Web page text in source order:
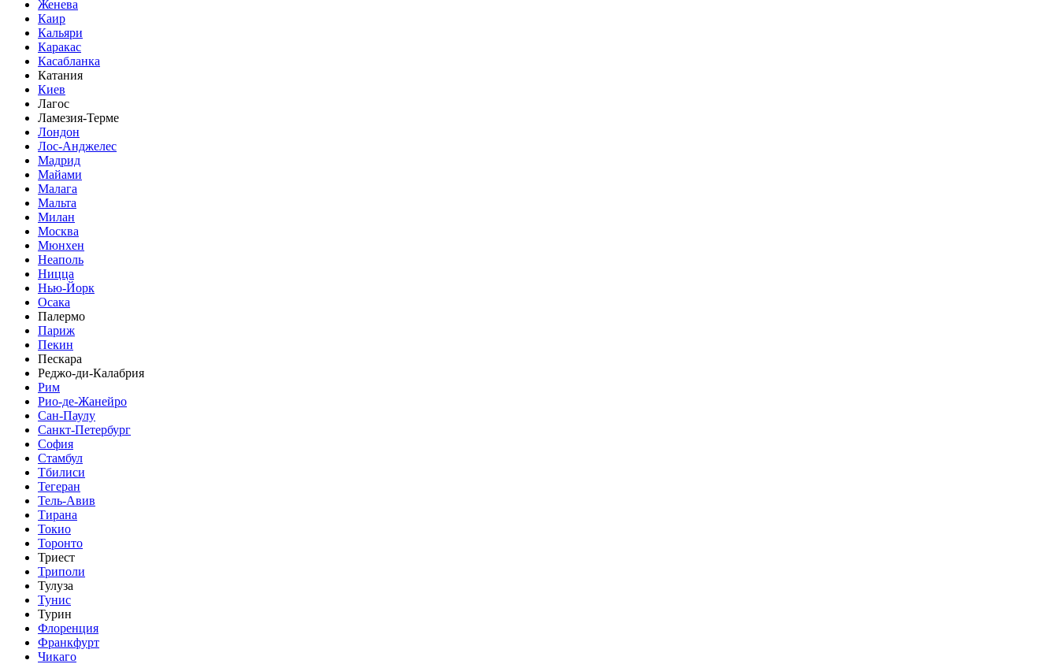
Женева
Каир
Кальяри
Каракас
Касабланка
Катания
Киев
Лагос
Ламезия-Терме
Лондон
Лос-Анджелес
Мадрид
Майами
Малага
Мальта
Милан
Москва
Мюнхен
Неаполь
Ницца
Нью-Йорк
Осака
Палермо
Париж
Пекин
Пескара
Реджо-ди-Калабрия
Рим
Рио-де-Жанейро
Сан-Паулу
Санкт-Петербург
София
Стамбул
Тбилиси
Тегеран
Тель-Авив
Тирана
Токио
Торонто
Триест
Триполи
Тулуза
Тунис
Турин
Флоренция
Франкфурт
Чикаго